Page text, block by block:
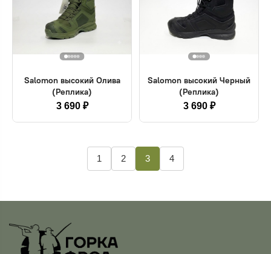
Salomon высокий Олива
(Реплика)
3 690 ₽
Salomon высокий Черный
(Реплика)
3 690 ₽
1 2 3 4